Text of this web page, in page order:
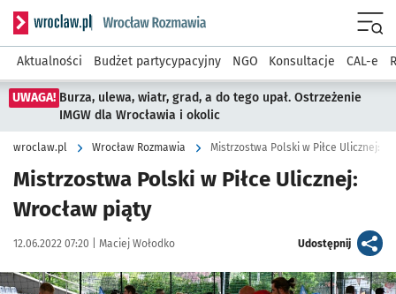
Serwis informacyjny wroclaw.pl podserwis: Rozmawia
Aktualności Budżet partycypacyjny NGO Konsultacje CAL-e
UWAGA! Burza, ulewa, wiatr, grad, a do tego upał. Ostrzeżenie
IMGW dla Wrocławia i okolic
wroclaw.pl Wrocław Rozmawia Mistrzostwa Polski w Piłce Ulicznej:
Mistrzostwa Polski w Piłce Ulicznej:
Wrocław piąty
Data publikacji:
12.06.2022 07:20 | Autor:
Maciej Wołodko Udostępnijartykuł
Kliknij, aby powiększyć